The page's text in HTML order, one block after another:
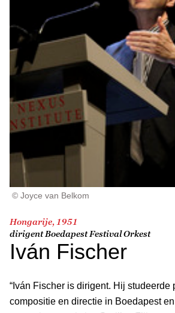
© Joyce van Belkom
Hongarije, 1951
dirigent Boedapest Festival Orkest
Iván Fischer
“Iván Fischer is dirigent. Hij studeerde
compositie en directie in Boedapest